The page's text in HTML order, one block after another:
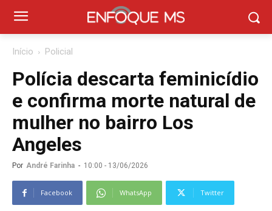
Início Policial
Polícia descarta feminicídio
e confirma morte natural de
mulher no bairro Los
Angeles
Por André Farinha - 10:00 - 13/06/2026
Facebook WhatsApp Twitter